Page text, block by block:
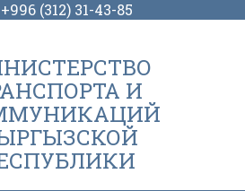
(312) 31-43-85
И